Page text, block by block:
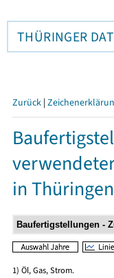
THÜRINGER
Zurück |
in Thüringen
1) Öl, Gas, Strom.